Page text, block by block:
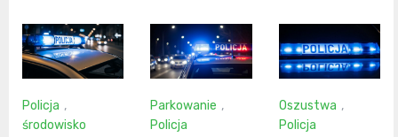
Policja ,
środowisko
Parkowanie ,
Policja
Oszustwa ,
Policja